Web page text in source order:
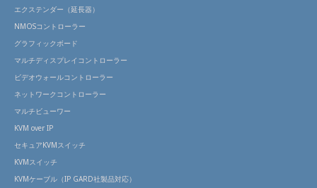
エクステンダー（延長器）
NMOSコントローラー
グラフィックボード
マルチディスプレイコントローラー
ビデオウォールコントローラー
ネットワークコントローラー
マルチビューワー
KVM over IP
セキュアKVMスイッチ
KVMスイッチ
KVMケーブル（IP GARD社製品対応）